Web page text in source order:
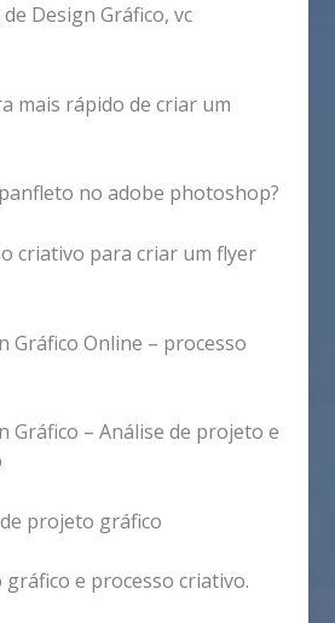
Design Gráfico, vc
mais rápido de criar um
no adobe photoshop?
criativo para criar um flyer
Gráfico Online – processo
Gráfico – Análise de projeto e
projeto gráfico
e processo criativo.